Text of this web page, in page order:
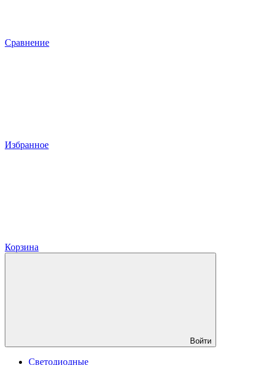
Сравнение
Избранное
Корзина
Войти
Светодиодные